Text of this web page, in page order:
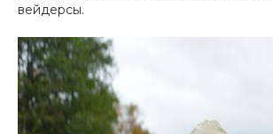
вейдерсы.